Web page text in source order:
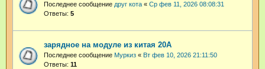
Последнее сообщение друг кота « Ср фев 11, 2026 08:08:31
Ответы: 5
зарядное на модуле из китая 20А
Последнее сообщение Муркиз « Вт фев 10, 2026 21:11:50
Ответы: 11